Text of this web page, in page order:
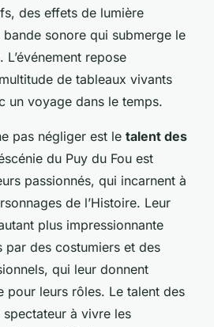
des effets de lumière
sonore qui submerge le
L’événement repose
de tableaux vivants
un voyage dans le temps.
pas négliger est le talent des
du Puy du Fou est
passionnés, qui incarnent à
de l’Histoire. Leur
plus impressionnante
par des costumiers et des
qui leur donnent
pour leurs rôles. Le talent des
à vivre les